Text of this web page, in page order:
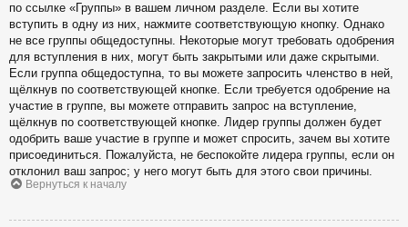
по ссылке «Группы» в вашем личном разделе. Если вы хотите
вступить в одну из них, нажмите соответствующую кнопку. Однако
не все группы общедоступны. Некоторые могут требовать одобрения
для вступления в них, могут быть закрытыми или даже скрытыми.
Если группа общедоступна, то вы можете запросить членство в ней,
щёлкнув по соответствующей кнопке. Если требуется одобрение на
участие в группе, вы можете отправить запрос на вступление,
щёлкнув по соответствующей кнопке. Лидер группы должен будет
одобрить ваше участие в группе и может спросить, зачем вы хотите
присоединиться. Пожалуйста, не беспокойте лидера группы, если он
отклонил ваш запрос; у него могут быть для этого свои причины.
Вернуться к началу